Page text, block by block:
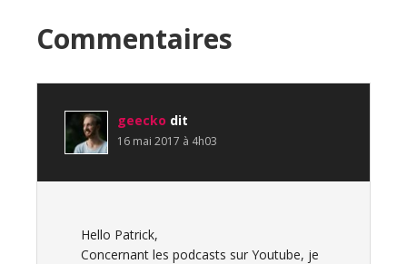
Interactions
du
lecteur
Commentaires
geecko dit
16 mai 2017 à 4h03
Hello Patrick,
Concernant les podcasts sur Youtube, je